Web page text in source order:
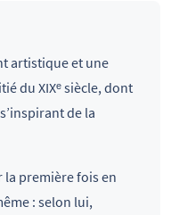
artistique et une
du XIXᵉ siècle, dont
de la
première fois en
: selon lui,